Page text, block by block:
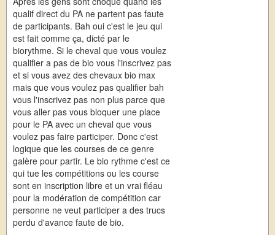
qualif direct du PA ne partent pas faute
de participants. Bah oui c'est le jeu qui
est fait comme ça, dicté par le
biorythme. Si le cheval que vous voulez
qualifier a pas de bio vous l'inscrivez pas
et si vous avez des chevaux bio max
mais que vous voulez pas qualifier bah
vous l'inscrivez pas non plus parce que
vous aller pas vous bloquer une place
pour le PA avec un cheval que vous
voulez pas faire participer. Donc c'est
logique que les courses de ce genre
galère pour partir. Le bio rythme c'est ce
qui tue les compétitions ou les course
sont en inscription libre et un vrai fléau
pour la modération de compétition car
personne ne veut participer a des trucs
perdu d'avance faute de bio.